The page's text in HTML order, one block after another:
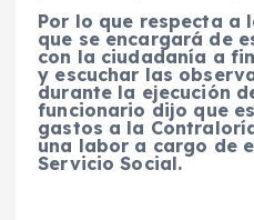
Por lo que respecta a
que se encargará de
con la ciudadanía a
y escuchar las
durante la ejecución
funcionario dijo que
gastos a la
una labor a cargo de
Servicio Social.